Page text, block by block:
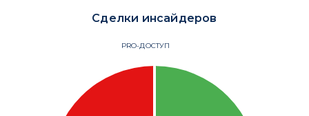
Сделки инсайдеров
PRO-ДОСТУП